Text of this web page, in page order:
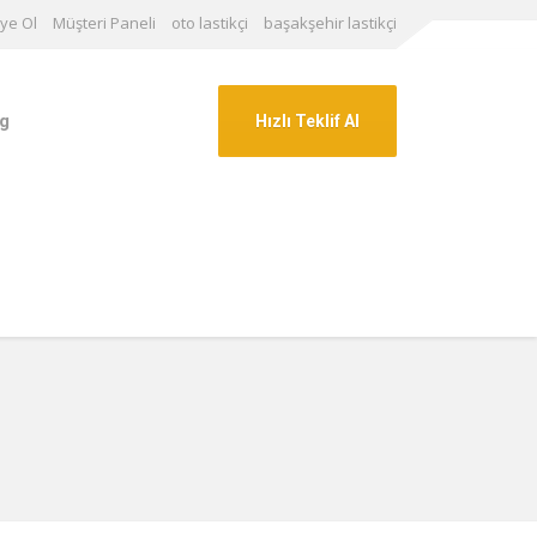
Ol Müşteri Paneli oto lastikçi başakşehir lastikçi
Hızlı Teklif Al